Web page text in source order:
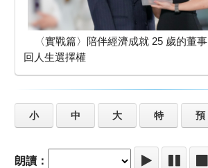
〈實戰篇〉陪伴經濟成就 25 歲的董事 鄧玥茹用直銷抓
回人生選擇權
小 中 大 特 預
朗讀：